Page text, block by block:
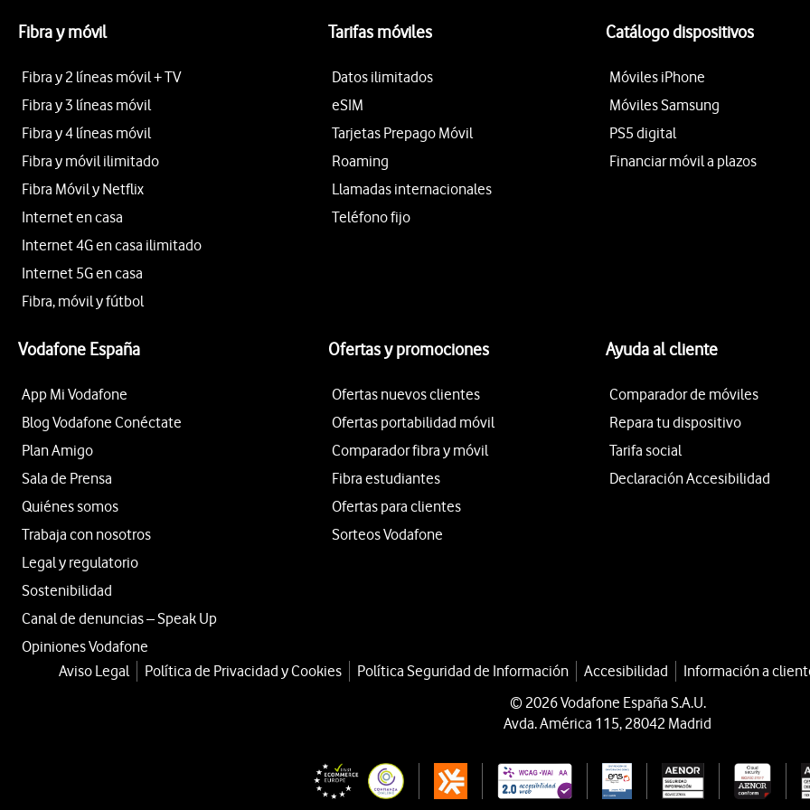
Fibra y móvil
Fibra y 2 líneas móvil + TV
Fibra y 3 líneas móvil
Fibra y 4 líneas móvil
Fibra y móvil ilimitado
Fibra Móvil y Netflix
Internet en casa
Internet 4G en casa ilimitado
Internet 5G en casa
Fibra, móvil y fútbol
Tarifas móviles
Datos ilimitados
eSIM
Tarjetas Prepago Móvil
Roaming
Llamadas internacionales
Teléfono fijo
Catálogo dispositivos
Móviles iPhone
Móviles Samsung
PS5 digital
Financiar móvil a plazos
Vodafone España
App Mi Vodafone
Blog Vodafone Conéctate
Plan Amigo
Sala de Prensa
Quiénes somos
Trabaja con nosotros
Legal y regulatorio
Sostenibilidad
Canal de denuncias – Speak Up
Opiniones Vodafone
Ofertas y promociones
Ofertas nuevos clientes
Ofertas portabilidad móvil
Comparador fibra y móvil
Fibra estudiantes
Ofertas para clientes
Sorteos Vodafone
Ayuda al cliente
Comparador de móviles
Repara tu dispositivo
Tarifa social
Declaración Accesibilidad
Aviso Legal Política de Privacidad y Cookies Política Seguridad de Información Accesibilidad
Información a
© 2026 Vodafone España S.A.U.
Avda. América 115, 28042 Madrid